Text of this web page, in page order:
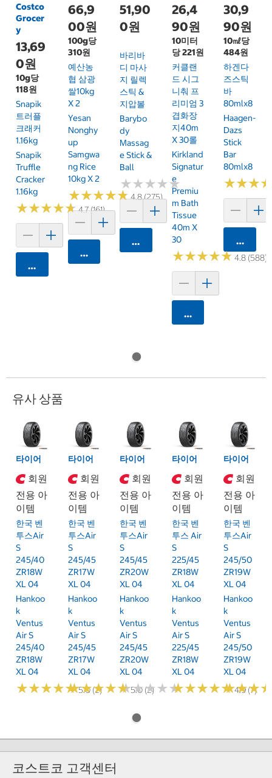
Costco
Grocer
y
13,69
0원
10g당
118원
Snapik
트러플
크래커
1.16kg
Snapik
Truffle
Cracker
1.16kg
★★★★★
★★★★★4.7 (161)
카트에 담기
66,9
00원
100g당
310원
예산농
협 삼광
쌀10kg
X 2
Yesan
Nonghy
Up
Samgwa
Ng Rice
10kg X 2
★★★★★
★★★★★4.8 (275)
카트에 담기
51,90
0원
바리바
디 마사
지 릴렉
스틱 &
지압볼
Barybo
Dy
Massag
E Stick &
Ball
★★★★★
★★★★★
카트에 담기
26,4
90원
10미터
당 221원
커클랜
드 시그
니춰 프
리미엄 3
겹화장
지40m
X 30롤
Kirkland
Signatur
E
Premiu
M Bath
Tissue
40m X
30
★★★★★
★★★★★4.8 (588)
카트에 담기
30,9
90원
10㎖당
484원
하겐다
즈스틱
바
80mlx8
Haagen-
Dazs
Stick
Bar
80mlx8
★★★
★★★
카트에
유사 상품
타이어
회원
전용 아
이템
한국 벤
투스Air
S
245/40
ZR18W
XL 04
Hankoo
K
Ventus
Air S
245/40
ZR18W
XL 04
★★★★★
★★★★★5.0 (2)
타이어
회원
전용 아
이템
한국 벤
투스Air
S
245/45
ZR17W
XL 04
Hankoo
K
Ventus
Air S
245/45
ZR17W
XL 04
★★★★★
★★★★★5.0 (2)
타이어
회원
전용 아
이템
한국 벤
투스Air
S
245/45
ZR20W
XL 04
Hankoo
K
Ventus
Air S
245/45
ZR20W
XL 04
★★★★★
★★★★★
타이어
회원
전용 아
이템
한국 벤
투스 Air
S
225/45
ZR18W
XL 04
Hankoo
K
Ventus
Air S
225/45
ZR18W
XL 04
★★★★★
★★★★★4.9 (7)
타이어
회원
전용 아
이템
한국 벤
투스Air
S
245/50
ZR19W
XL 04
Hankoo
K
Ventus
Air S
245/50
ZR19W
XL 04
★★★
★★★
코스트코 고객센터